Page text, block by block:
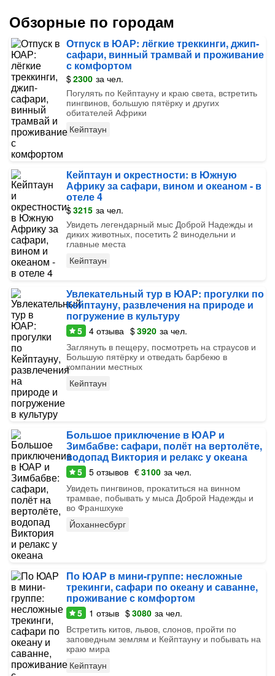
Обзорные по городам
Отпуск в ЮАР: лёгкие треккинги, джип-
сафари, винный трамвай и проживание
с комфортом
$2300 за чел.
Погулять по Кейптауну и краю света, встретить
пингвинов, большую пятёрку и других
обитателей Африки
Кейптаун
Кейптаун и окрестности: в Южную
Африку за сафари, вином и океаном - в
отеле 4
$3215 за чел.
Увидеть легендарный мыс Доброй Надежды и
диких животных, посетить 2 винодельни и
главные места
Кейптаун
Увлекательный тур в ЮАР: прогулки по
Кейптауну, развлечения на природе и
погружение в культуру
5 4 отзыва $3920 за чел.
Заглянуть в пещеру, посмотреть на страусов и
Большую пятёрку и отведать барбекю в
компании местных
Кейптаун
Большое приключение в ЮАР и
Зимбабве: сафари, полёт на вертолёте,
водопад Виктория и релакс у океана
5 5 отзывов €3100 за чел.
Увидеть пингвинов, прокатиться на винном
трамвае, побывать у мыса Доброй Надежды и
во Франшхуке
Йоханнесбург
По ЮАР в мини-группе: несложные
трекинги, сафари по океану и саванне,
проживание с комфортом
5 1 отзыв $3080 за чел.
Встретить китов, львов, слонов, пройти по
заповедным землям и Кейптауну и побывать на
краю мира
Кейптаун